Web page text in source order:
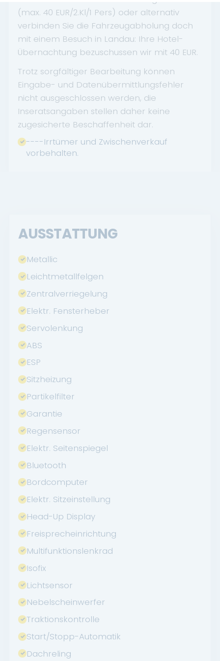
(max. 40 EUR/2.Kl/1 Pers) oder alternativ
verbinden Sie die Fahrzeugabholung doch
mit einem Besuch in Landau: Ihre Hotel-
Übernachtung bezuschussen wir mit 40 EUR.
Trotz sorgfältiger Bearbeitung können
Eingabe- und Datenübermittlungsfehler
nicht ausgeschlossen werden, die
Inseratsangaben stellen daher keine
zugesicherte Beschaffenheit dar.
----Irrtümer und Zwischenverkauf
vorbehalten.
AUSSTATTUNG
Metallic
Leichtmetallfelgen
Zentralverriegelung
Elektr. Fensterheber
Servolenkung
ABS
ESP
Sitzheizung
Partikelfilter
Garantie
Regensensor
Elektr. Seitenspiegel
Bluetooth
Bordcomputer
Elektr. Sitzeinstellung
Head-Up Display
Freisprecheinrichtung
Multifunktionslenkrad
Isofix
Lichtsensor
Nebelscheinwerfer
Traktionskontrolle
Start/Stopp-Automatik
Dachreling